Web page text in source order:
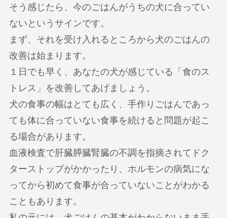
そう感じたら、今のごはんがうちの犬に合ってい
ないというサインです。
まず、それを受け入れるところから犬のごはんの
改善は始まります。
１日でも早く、あなたの犬が感じている「食のス
トレス」を改善してあげましょう。
犬の食事の幅はとても広く、手作りごはんであっ
ても体に合っていない食事を続けると問題が起こ
る場合があります。
血液検査で肝臓膵臓腎臓の不調を指摘されてドク
ターストップがかかったり、ホルモンの病気にな
ってから初めて食事が合っていないことがわかる
こともあります。